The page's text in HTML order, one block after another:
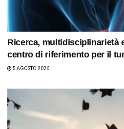
Ricerca, multidisciplinarietà
centro di riferimento per il
5 AGOSTO 2026